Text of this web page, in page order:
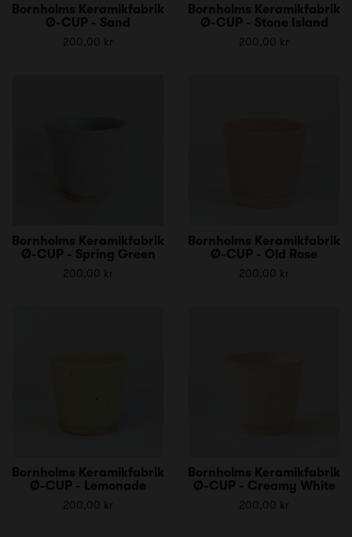
Bornholms Keramikfabrik
Ø-CUP - Sand
200,00 kr
Bornholms Keramikfabrik
Ø-CUP - Stone Island
200,00 kr
Bornholms Keramikfabrik
Ø-CUP - Spring Green
200,00 kr
Bornholms Keramikfabrik
Ø-CUP - Old Rose
200,00 kr
Bornholms Keramikfabrik
Ø-CUP - Lemonade
200,00 kr
Bornholms Keramikfabrik
Ø-CUP - Creamy White
200,00 kr